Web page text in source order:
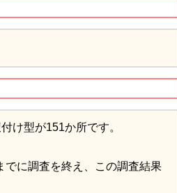
け型が151か所です。
でに調査を終え、この調査結果